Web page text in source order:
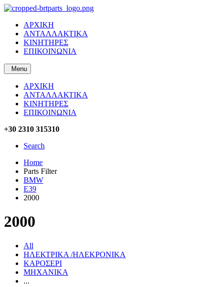
ΑΡΧΙΚΗ
ΑΝΤΑΛΛΑΚΤΙΚΑ
ΚΙΝΗΤΗΡΕΣ
ΕΠΙΚΟΙΝΩΝΙΑ
Menu
ΑΡΧΙΚΗ
ΑΝΤΑΛΛΑΚΤΙΚΑ
ΚΙΝΗΤΗΡΕΣ
ΕΠΙΚΟΙΝΩΝΙΑ
+30 2310 315310
Search
Home
Parts Filter
BMW
E39
2000
2000
All
ΗΛΕΚΤΡΙΚΑ /ΗΛΕΚΡΟΝΙΚΑ
ΚΑΡΟΣΕΡΙ
ΜΗΧΑΝΙΚΑ
...